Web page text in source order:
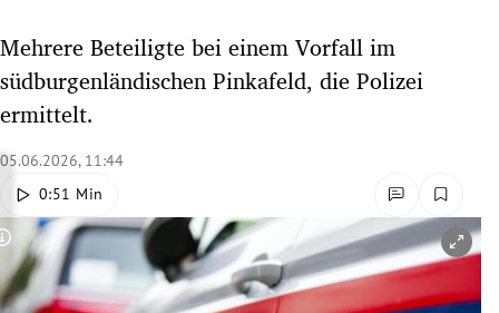
Untermenü
Untermenü
Untermenü
Untermenü
Mehrere Beteiligte bei einem Vorfall im
südburgenländischen Pinkafeld, die Polizei
ermittelt.
05.06.2026, 11:44
0:51 Min
Copyright-Hinweis öffnen/schließen